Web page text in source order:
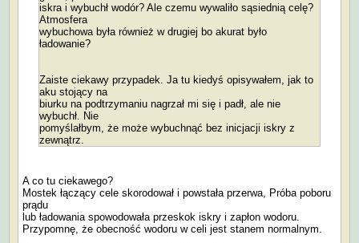
iskra i wybuchł wodór? Ale czemu wywaliło sąsiednią celę?
Atmosfera
wybuchowa była również w drugiej bo akurat było
ładowanie?
Zaiste ciekawy przypadek. Ja tu kiedyś opisywałem, jak to
aku stojący na
biurku na podtrzymaniu nagrzał mi się i padł, ale nie
wybuchł. Nie
pomyślałbym, że może wybuchnąć bez inicjacji iskry z
zewnątrz.
A co tu ciekawego?
Mostek łączący cele skorodował i powstała przerwa, Próba poboru
prądu
lub ładowania spowodowała przeskok iskry i zapłon wodoru.
Przypomnę, że obecność wodoru w celi jest stanem normalnym.